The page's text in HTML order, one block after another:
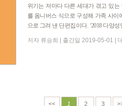
위기는 저마다 다른 세대가 겪고 있
를 옴니버스 식으로 구성해 가족 사
으로 그려 낸 단편집이다. ‘2018 다양성
저자 류승희 | 출간일 2019-05-01 |
<< 1 2 3